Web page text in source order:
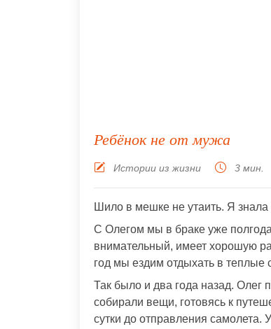
Ребёнок не от мужа
Истории из жизни 3 мин.
Шило в мешке не утаить. Я знала
С Олегом мы в браке уже
внимательный, имеет хорошую
год мы ездим отдыхать в теплые
Так было и два года назад. Олег
собирали вещи, готовясь к
сутки до отправления